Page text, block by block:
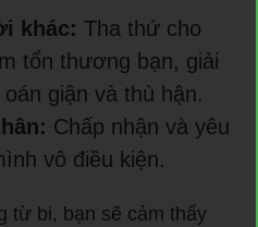
khác: Tha thứ cho
tổn thương bạn, giải
giận và thù hận.
Chấp nhận và yêu
vô điều kiện.
từ bi, bạn sẽ cảm thấy